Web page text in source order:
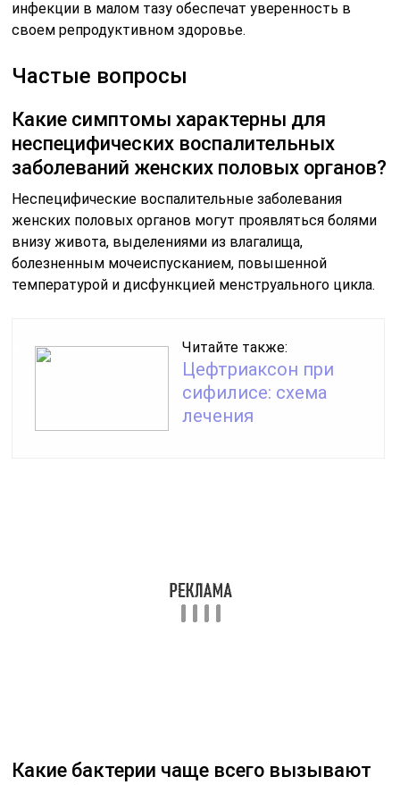
Какие бактерии чаще всего вызывают
специфические воспалительные
заболевания женских половых органов?
бактериями, как хламидии, гонококки, микоплазмы и
другими патогенами, передающимися половым путем.
Полезные советы
консультации и обследования.